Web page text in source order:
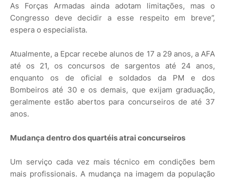
As Forças Armadas ainda adotam limitações, mas o
Congresso deve decidir a esse respeito em breve”,
espera o especialista.
Atualmente, a Epcar recebe alunos de 17 a 29 anos, a AFA
até os 21, os concursos de sargentos até 24 anos,
enquanto os de oficial e soldados da PM e dos
Bombeiros até 30 e os demais, que exijam graduação,
geralmente estão abertos para concurseiros de até 37
anos.
Mudança dentro dos quartéis atrai concurseiros
Um serviço cada vez mais técnico em condições bem
mais profissionais. A mudança na imagem da população